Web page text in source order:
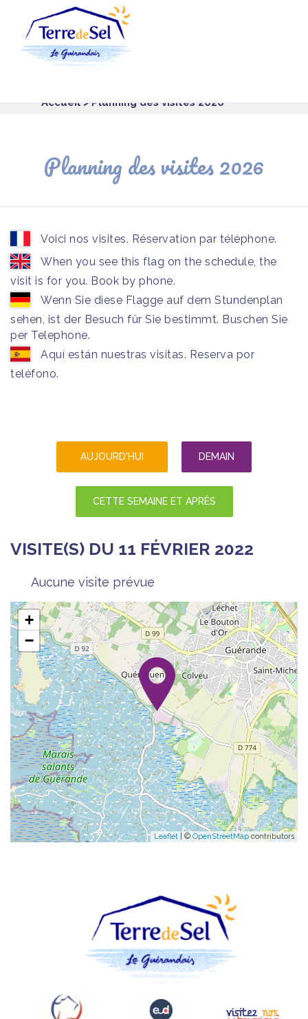
Accueil> Planning des visites 2026
Planning des visites 2026
Voici nos visites. Réservation par téléphone.
When you see this flag on the schedule, the
visit is for you. Book by phone.
Wenn Sie diese Flagge auf dem Stundenplan
sehen, ist der Besuch für Sie bestimmt. Buschen Sie
per Telephone.
Aquí están nuestras visitas. Reserva por
teléfono.
AUJOURD'HUI DEMAIN
CETTE SEMAINE ET APRÈS
VISITE(S) DU 11 FÉVRIER 2022
Aucune visite prévue
+
−
Leaflet | © OpenStreetMapcontributors
Panneau de gestion des cookies